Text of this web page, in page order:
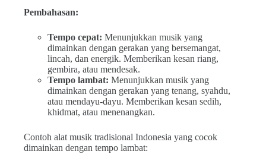
Pembahasan:
Tempo cepat: Menunjukkan musik yang
dimainkan dengan gerakan yang bersemangat,
lincah, dan energik. Memberikan kesan riang,
gembira, atau mendesak.
Tempo lambat: Menunjukkan musik yang
dimainkan dengan gerakan yang tenang, syahdu,
atau mendayu-dayu. Memberikan kesan sedih,
khidmat, atau menenangkan.
Contoh alat musik tradisional Indonesia yang cocok
dimainkan dengan tempo lambat: